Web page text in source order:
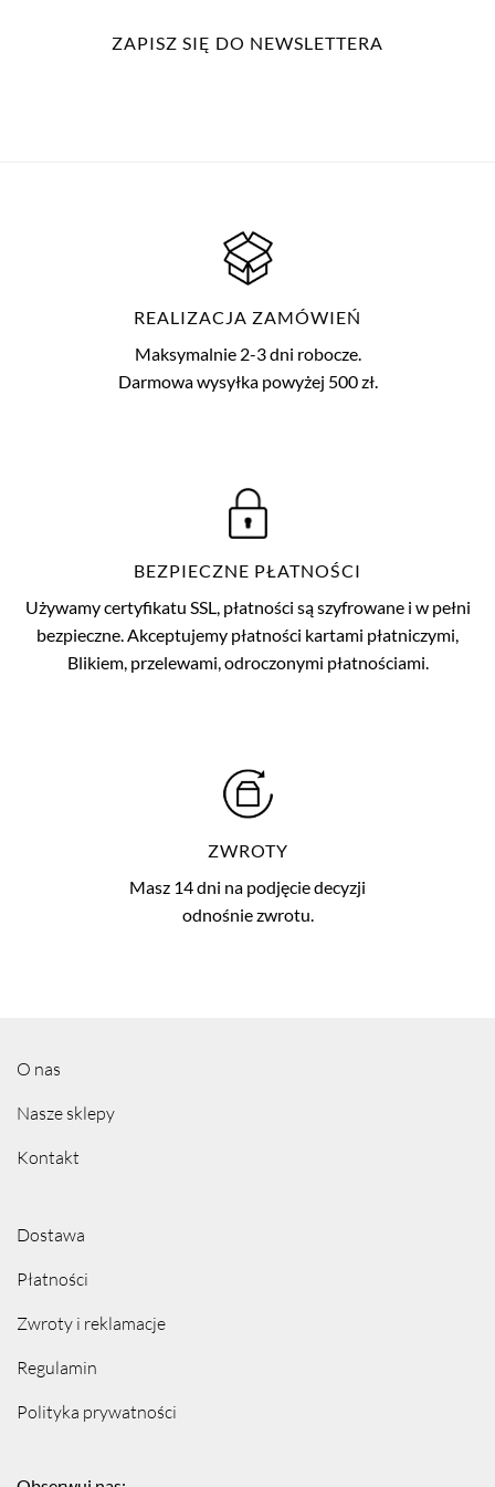
ZAPISZ SIĘ DO NEWSLETTERA
REALIZACJA ZAMÓWIEŃ
Maksymalnie 2-3 dni robocze.
Darmowa wysyłka powyżej 500 zł.
BEZPIECZNE PŁATNOŚCI
Używamy certyfikatu SSL, płatności są szyfrowane i w pełni
bezpieczne. Akceptujemy płatności kartami płatniczymi,
Blikiem, przelewami, odroczonymi płatnościami.
ZWROTY
Masz 14 dni na podjęcie decyzji
odnośnie zwrotu.
O nas
Nasze sklepy
Kontakt
Dostawa
Płatności
Zwroty i reklamacje
Regulamin
Polityka prywatności